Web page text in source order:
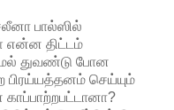
பால்ஸில்
என்ன திட்டம்
துவண்டு போன
செய்யும்